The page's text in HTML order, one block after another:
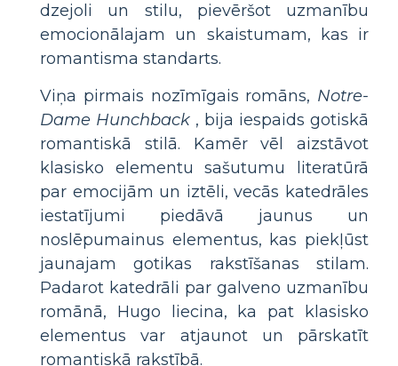
dzejoli un stilu, pievēršot uzmanību
emocionālajam un skaistumam, kas ir
romantisma standarts.
Viņa pirmais nozīmīgais romāns, Notre-
Dame Hunchback , bija iespaids gotiskā
romantiskā stilā. Kamēr vēl aizstāvot
klasisko elementu sašutumu literatūrā
par emocijām un iztēli, vecās katedrāles
iestatījumi piedāvā jaunus un
noslēpumainus elementus, kas piekļūst
jaunajam gotikas rakstīšanas stilam.
Padarot katedrāli par galveno uzmanību
romānā, Hugo liecina, ka pat klasisko
elementus var atjaunot un pārskatīt
romantiskā rakstībā.